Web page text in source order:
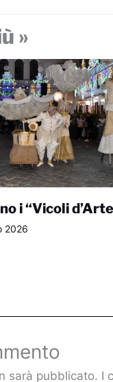
»
i “Vicoli
2026
sarà pubblicato. I